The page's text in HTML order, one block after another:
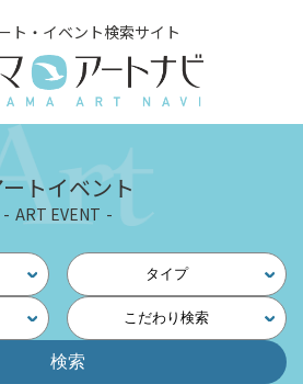
ト・イベント検索サイト
トイベント
ART EVENT
タイプ
こだわり検索